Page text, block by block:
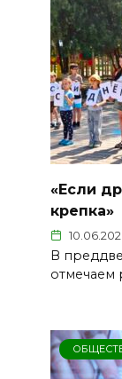
«Если
крепка»
В